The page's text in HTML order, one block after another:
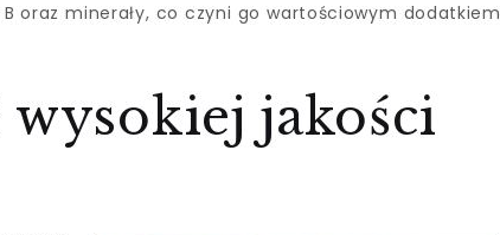
oraz minerały, co czyni go wartościowym dodatkiem
wysokiej jakości